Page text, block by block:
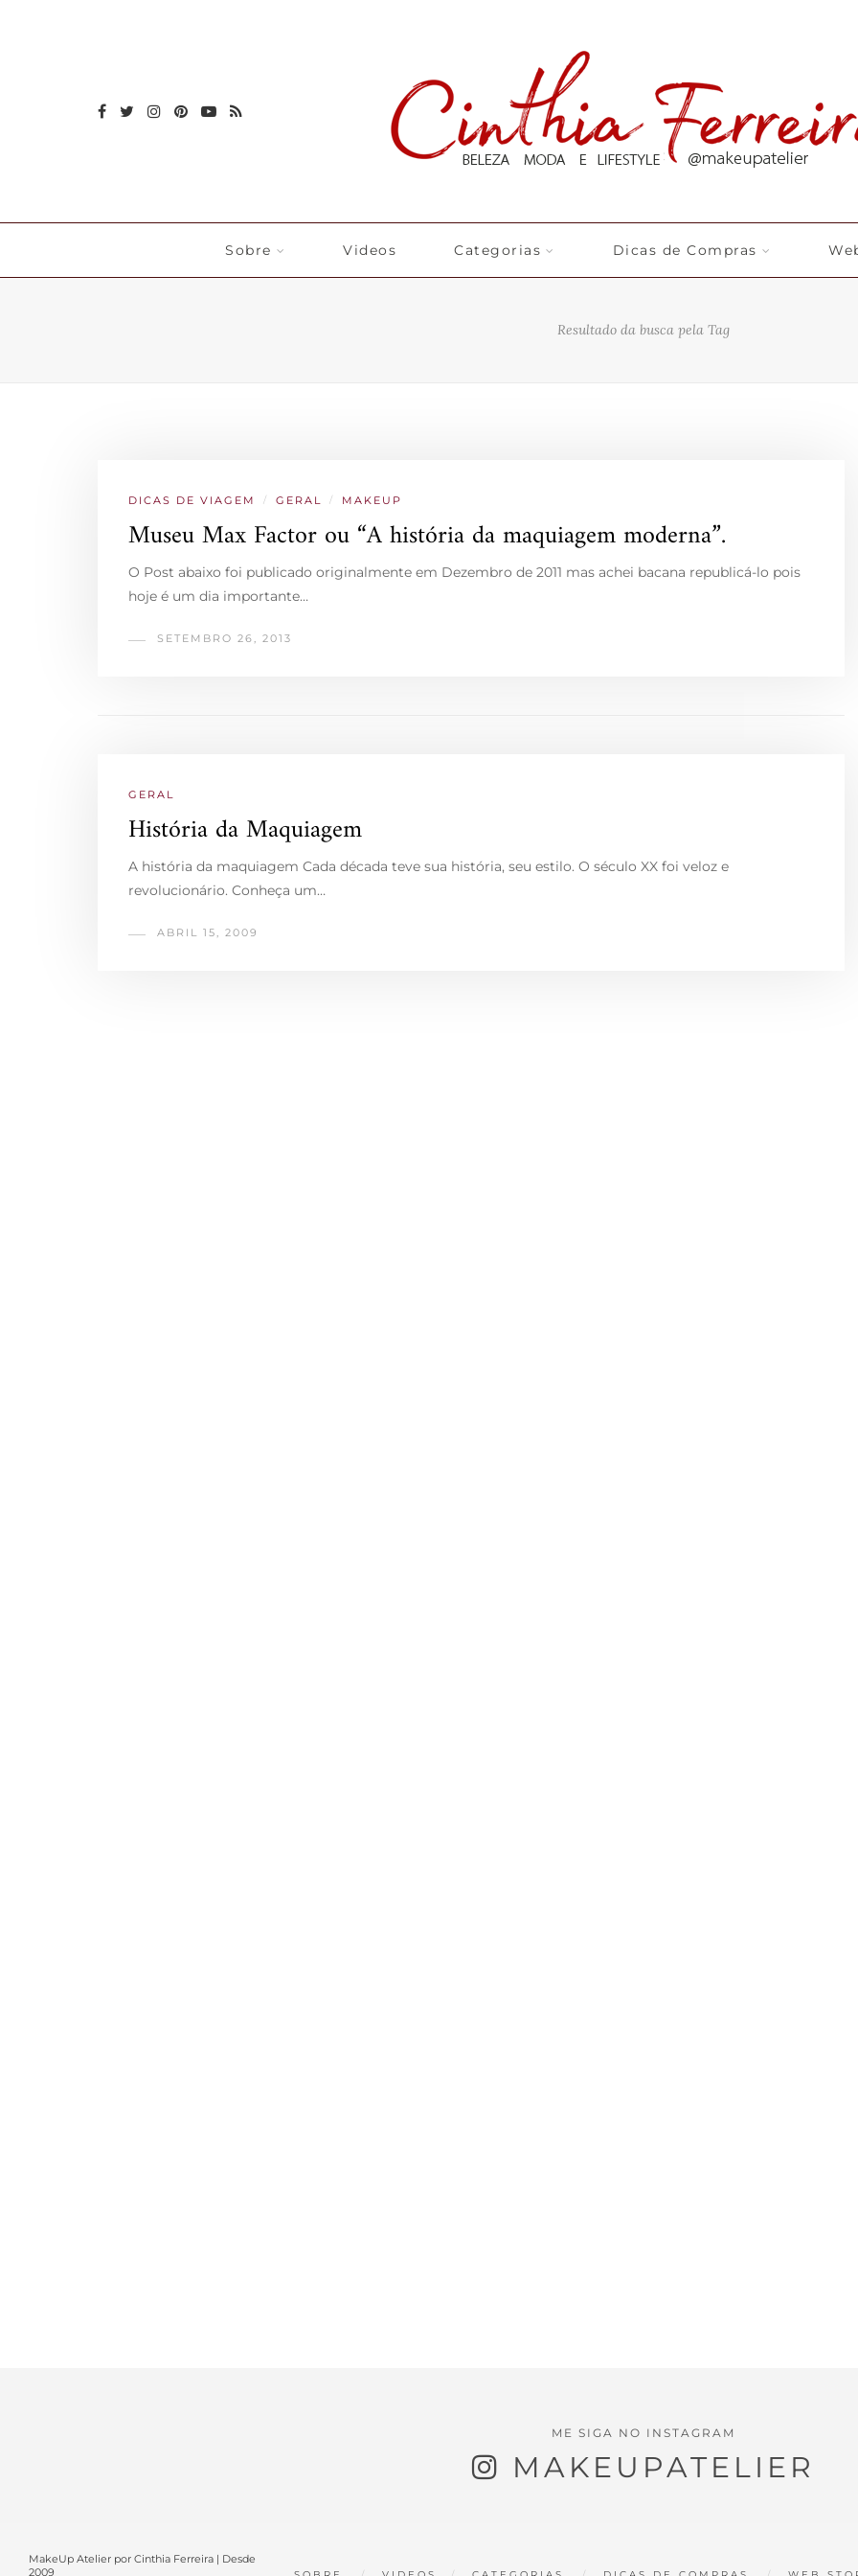
Sobre Videos Categorias Dicas de Compras
Resultado da busca pela Tag
DICAS DE VIAGEM / GERAL / MAKEUP
Museu Max Factor ou “A história da maquiagem moderna”.
O Post abaixo foi publicado originalmente em Dezembro de 2011 mas achei bacana republicá-lo pois
hoje é um dia importante…
SETEMBRO 26, 2013
GERAL
História da Maquiagem
A história da maquiagem Cada década teve sua história, seu estilo. O século XX foi veloz e
revolucionário. Conheça um…
ABRIL 15, 2009
ME SIGA NO INSTAGRAM
MAKEUPATELIER
MakeUp Atelier por Cinthia Ferreira | Desde
2009